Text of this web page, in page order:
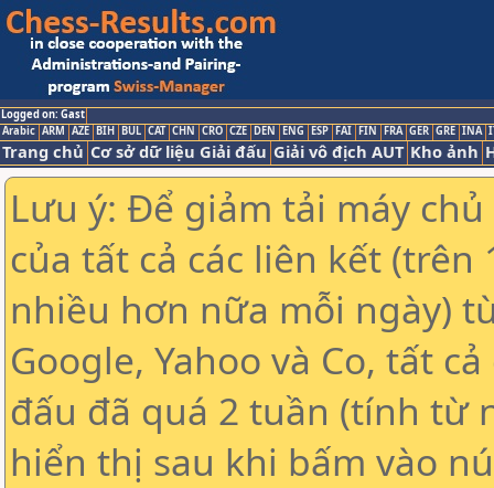
Logged on: Gast
Arabic ARM AZE BIH BUL CAT CHN CRO CZE DEN ENG ESP FAI FIN FRA GER GRE INA
Trang chủ Cơ sở dữ liệu Giải đấu Giải vô địch AUT Kho ảnh
Lưu ý: Để giảm tải máy
của tất cả các liên kết (trên
nhiều hơn nữa mỗi ngày)
Google, Yahoo và Co, tất
đấu đã quá 2 tuần (tính từ
hiển thị sau khi bấm vào